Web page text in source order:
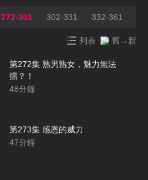
272-301 302-331 332-361
列表 舊→新
第272集 熟男熟女，魅力無法
擋？！
48分鐘
第273集 感恩的威力
47分鐘